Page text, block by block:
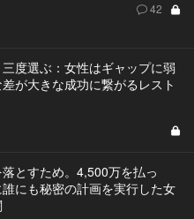
42
度選ぶ：女性はギャップに弱
が大きな成功に繋がるレスト
とすため。4,500万を払っ
にも秘密の計画を実行した女